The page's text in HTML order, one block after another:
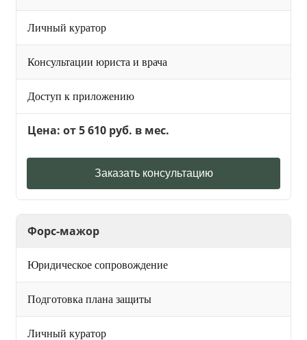
Личный куратор
Консультации юриста и врача
Доступ к приложению
Цена: от 5 610 руб. в мес.
Заказать консультацию
Форс-мажор
Юридическое сопровождение
Подготовка плана защиты
Личный куратор